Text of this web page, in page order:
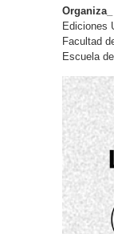
Organiza_
Ediciones
Facultad
Escuela